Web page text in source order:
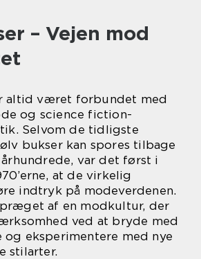
– Vejen mod
altid været forbundet med
og science fiction-
Selvom de tidligste
bukser kan spores tilbage
var det først i
at de virkelig
indtryk på modeverdenen.
af en modkultur, der
ved at bryde med
og eksperimentere med nye
stilarter.